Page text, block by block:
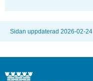
Sidan uppdaterad 2026-02-24